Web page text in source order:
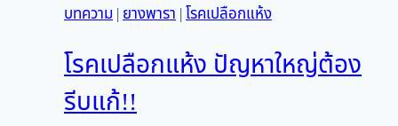
บทความ|ยางพารา|โรคเปลือกแห้ง
โรคเปลือกแห้ง ปัญหาใหญ่ต้อง
รีบแก้!!